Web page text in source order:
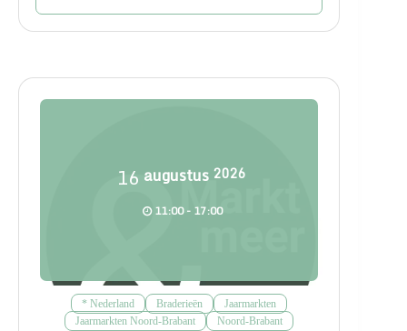
16 augustus 2026
11:00 - 17:00
* Nederland Braderieën
Jaarmarkten
Jaarmarkten Noord-Brabant
Noord-Brabant